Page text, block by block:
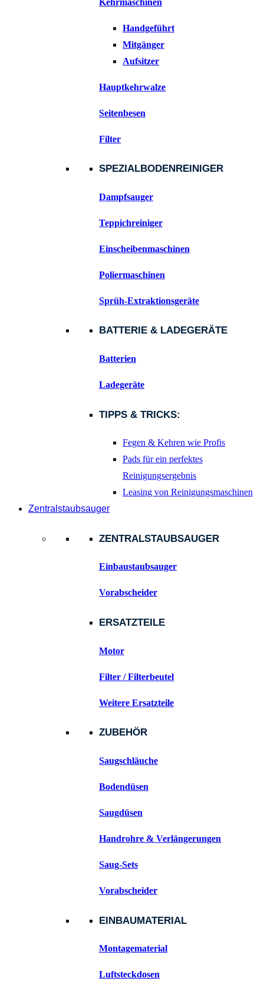
Handgeführt
Mitgänger
Aufsitzer
Hauptkehrwalze
Seitenbesen
Filter
SPEZIALBODENREINIGER
Dampfsauger
Teppichreiniger
Einscheibenmaschinen
Poliermaschinen
Sprüh-Extraktionsgeräte
BATTERIE & LADEGERÄTE
Batterien
Ladegeräte
TIPPS & TRICKS:
Fegen & Kehren wie Profis
Pads für ein perfektes
Reinigungsergebnis
Leasing von Reinigungsmaschinen
Zentralstaubsauger
ZENTRALSTAUBSAUGER
Einbaustaubsauger
Vorabscheider
ERSATZTEILE
Motor
Filter / Filterbeutel
Weitere Ersatzteile
ZUBEHÖR
Saugschläuche
Bodendüsen
Saugdüsen
Handrohre & Verlängerungen
Saug-Sets
Vorabscheider
EINBAUMATERIAL
Montagematerial
Luftsteckdosen